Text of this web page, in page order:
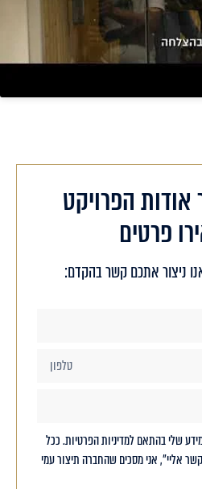
הפרויקט
פרטים
ניצור אתכם קשר בהקדם:
שלי בהתאם למדיניות הפרטיות. ככל
אליי", אני מסכים שהחברה תיצור עמי